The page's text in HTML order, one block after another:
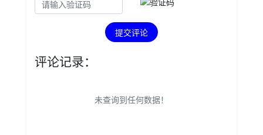
提交评论
评论记录：
未查询到任何数据！